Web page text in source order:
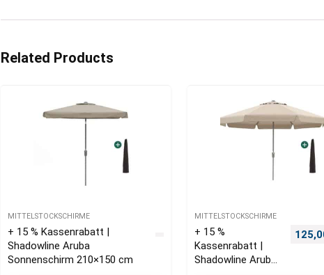
Related Products
MITTELSTOCKSCHIRME
+ 15 % Kassenrabatt |
Shadowline Aruba
Sonnenschirm 210×150 cm
MITTELSTOCKSCHIRME
+ 15 %
Kassenrabatt |
Shadowline Aruba